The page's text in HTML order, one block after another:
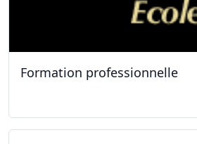
Formation professionnelle